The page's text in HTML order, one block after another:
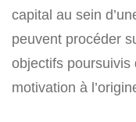
capital au sein
peuvent procéder
objectifs poursuivis
motivation à